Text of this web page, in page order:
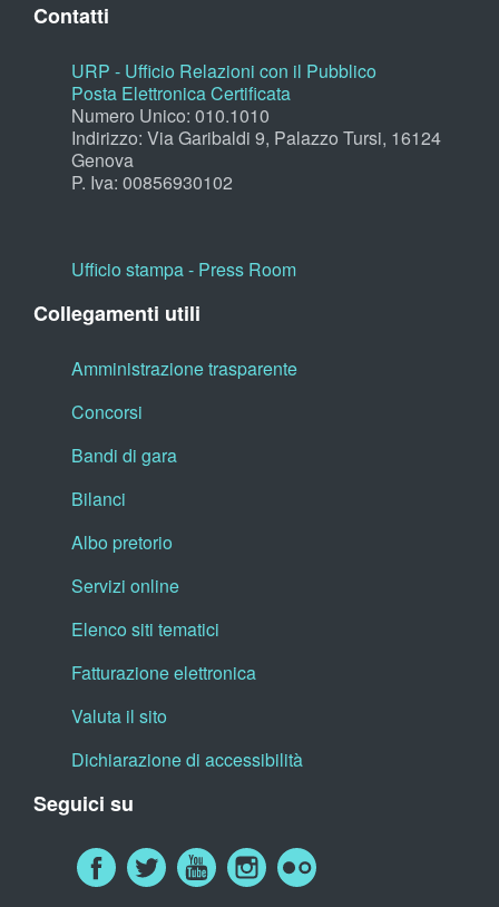
Contatti
URP - Ufficio Relazioni con il Pubblico
Posta Elettronica Certificata
Numero Unico: 010.1010
Indirizzo: Via Garibaldi 9, Palazzo Tursi, 16124
Genova
P. Iva: 00856930102
Ufficio stampa - Press Room
Collegamenti utili
Amministrazione trasparente
Concorsi
Bandi di gara
Bilanci
Albo pretorio
Servizi online
Elenco siti tematici
Fatturazione elettronica
Valuta il sito
Dichiarazione di accessibilità
Seguici su